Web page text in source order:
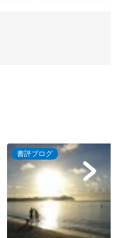
書評ブログ